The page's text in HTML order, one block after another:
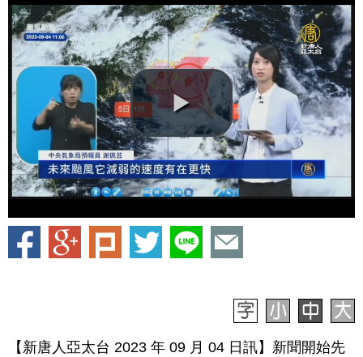
【新唐人亞太台 2023 年 09 月 04 日訊】新聞開始先